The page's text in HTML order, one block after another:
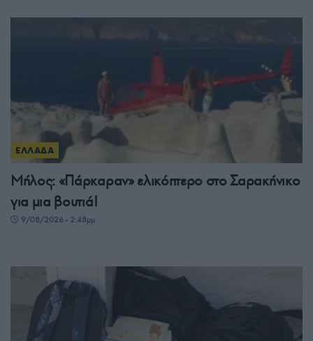
ΕΛΛΑΔΑ
Μήλος: «Πάρκαραν» ελικόπτερο στο Σαρακήνικο
για μια βουτιά!
9/08/2026 - 2:48μμ